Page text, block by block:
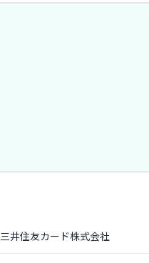
三井住友カード株式会社